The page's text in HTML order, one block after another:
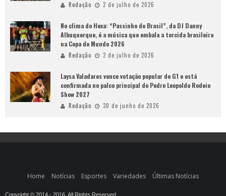
Redação 2 de julho de 2026
No clima do Hexa: “Passinho do Brasil”, da DJ Danny
Albuquerque, é a música que embala a torcida brasileira
na Copa do Mundo 2026
Redação 2 de julho de 2026
Laysa Valadares vence votação popular do G1 e está
confirmada no palco principal do Pedro Leopoldo Rodeio
Show 2027
Redação 30 de junho de 2026
Home Notícias Esportes Variedades Últimas Notícias
Copyright © 2014 - 2016. All Rights Reserved.